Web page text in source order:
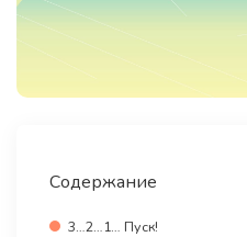
Содержание
3…2…1… Пуск!